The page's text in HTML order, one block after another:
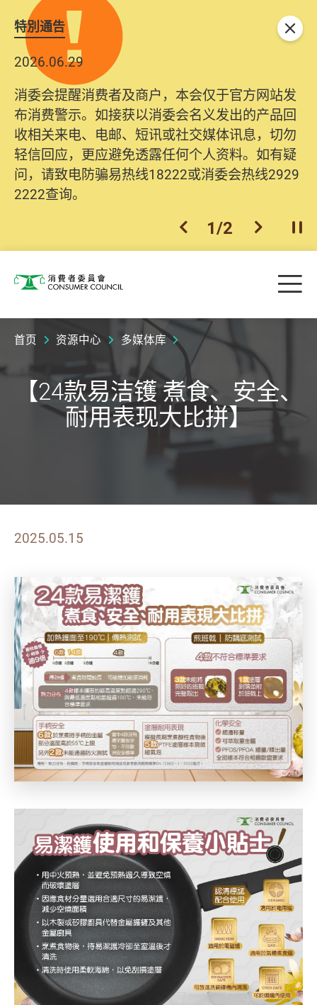
特別通告
2026.06.29
消委会提醒消费者及商户，本会仅于官方网站发
布消费警示。如接获以消委会名义发出的产品回
收相关来电、电邮、短讯或社交媒体讯息，切勿
轻信回应，更应避免透露任何个人资料。如有疑
问，请致电防骗易热线18222或消委会热线2929
2222查询。
上一个
1/2 下一个开
关闭
消费者委员会 目
首页 资源中心 多媒体库
【24款易洁镬 煮食、安全、
耐用表现大比拼】
2025.05.15